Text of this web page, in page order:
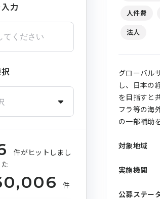
力
件がヒットしまし
た
件
人件費
法人
グローバル
し、日本の
を目指すと
フラ等の海
の一部補助
対象地域
実施機関
公募ステー